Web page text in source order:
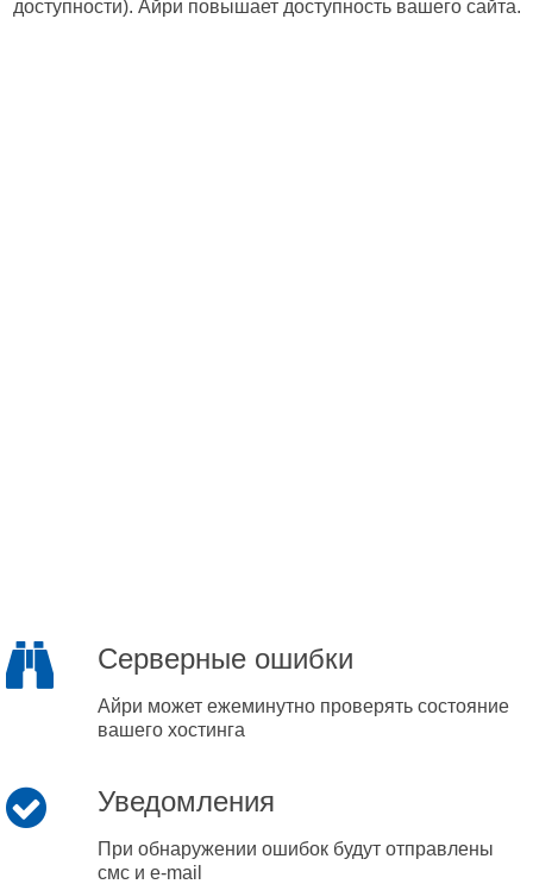
доступности). Айри повышает доступность вашего сайта.
Серверные ошибки
Айри может ежеминутно проверять состояние
вашего хостинга
Уведомления
При обнаружении ошибок будут отправлены
смс и e-mail